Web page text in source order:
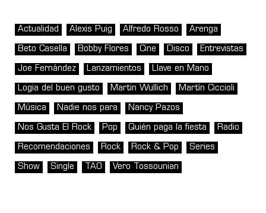
Actualidad Alexis Puig Alfredo Rosso Arenga
Beto Casella Bobby Flores Cine Disco Entrevistas
Joe Fernández Lanzamientos Llave en Mano
Logia del buen gusto Martin Wullich Martín Ciccioli
Música Nadie nos para Nancy Pazos
Nos Gusta El Rock Pop Quién paga la fiesta Radio
Recomendaciones Rock Rock & Pop Series
Show Single TAO Vero Tossounian